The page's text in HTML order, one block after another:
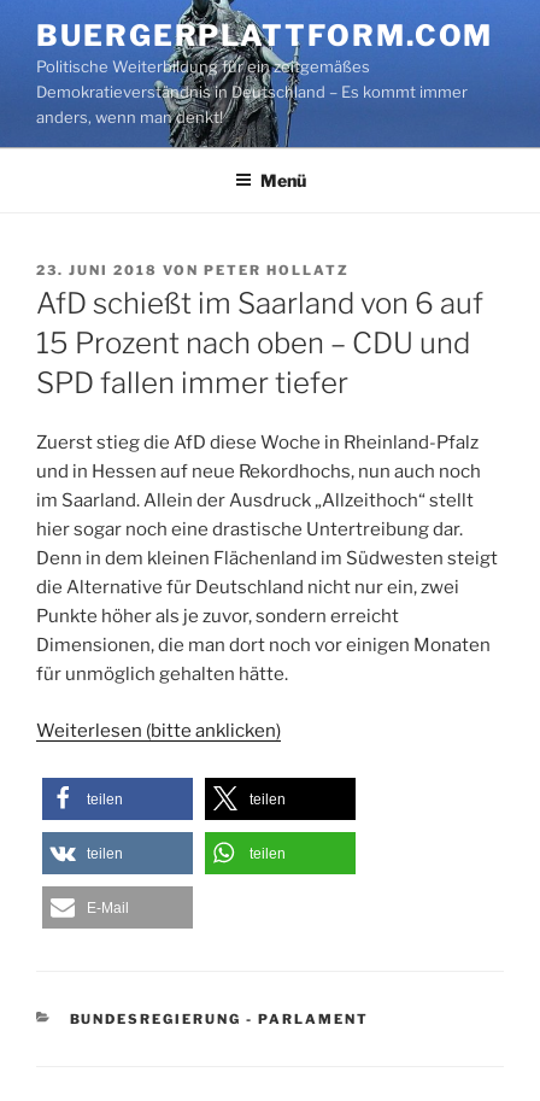
Inhalt
springen
BUERGERPLATTFORM.COM
Politische Weiterbildung für ein zeitgemäßes
Demokratieverständnis in Deutschland – Es kommt immer
anders, wenn man denkt!
Menü
VERÖFFENTLICHT
AM
23. JUNI 2018 VON PETER HOLLATZ
AfD schießt im Saarland von 6 auf
15 Prozent nach oben – CDU und
SPD fallen immer tiefer
Zuerst stieg die AfD diese Woche in Rheinland-Pfalz
und in Hessen auf neue Rekordhochs, nun auch noch
im Saarland. Allein der Ausdruck „Allzeithoch“ stellt
hier sogar noch eine drastische Untertreibung dar.
Denn in dem kleinen Flächenland im Südwesten steigt
die Alternative für Deutschland nicht nur ein, zwei
Punkte höher als je zuvor, sondern erreicht
Dimensionen, die man dort noch vor einigen Monaten
für unmöglich gehalten hätte.
Weiterlesen (bitte anklicken)
teilen teilen
teilen teilen
E-Mail
KATEGORIEN
BUNDESREGIERUNG - PARLAMENT